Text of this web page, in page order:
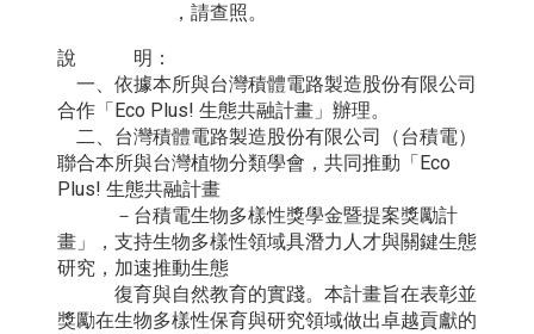
，請查照。
說 明：
一、依據本所與台灣積體電路製造股份有限公司
合作「Eco Plus! 生態共融計畫」辦理。
二、台灣積體電路製造股份有限公司（台積電）
聯合本所與台灣植物分類學會，共同推動「Eco
Plus! 生態共融計畫
－台積電生物多樣性獎學金暨提案獎勵計
畫」，支持生物多樣性領域具潛力人才與關鍵生態
研究，加速推動生態
復育與自然教育的實踐。本計畫旨在表彰並
獎勵在生物多樣性保育與研究領域做出卓越貢獻的